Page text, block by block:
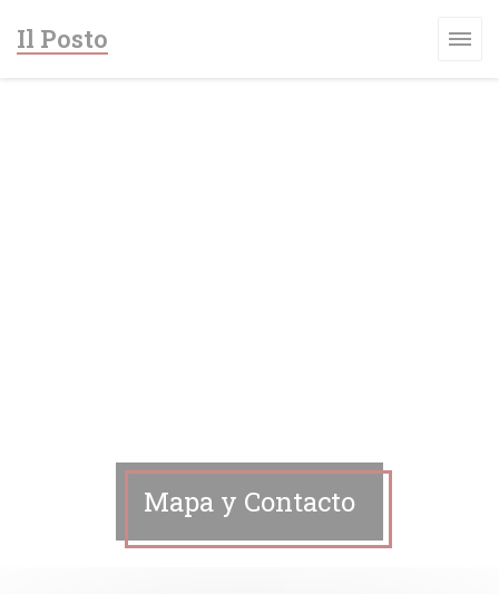
Il Posto
Mapa y Contacto